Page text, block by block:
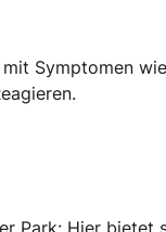
Symptomen
Park: Hier